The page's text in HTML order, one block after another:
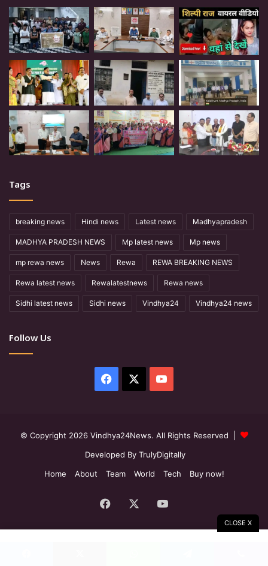
Tags
breaking news Hindi news Latest news Madhyapradesh
MADHYA PRADESH NEWS Mp latest news Mp news
mp rewa news News Rewa REWA BREAKING NEWS
Rewa latest news Rewalatestnews Rewa news
Sidhi latest news Sidhi news Vindhya24 Vindhya24 news
Follow Us
Facebook YouTube
© Copyright 2026 Vindhya24News. All Rights Reserved |
Developed By TrulyDigitally
Home
About Team World Tech Buy now!
Facebook YouTube
CLOSE X